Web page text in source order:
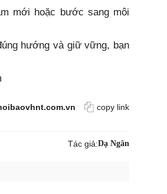
mới hoặc bước sang môi
hướng và giữ vững, bạn
copy link
Tác giả:Dạ Ngân